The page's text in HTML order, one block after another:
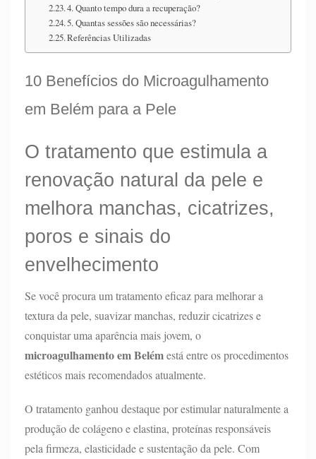
4. Quanto tempo dura a recuperação?
5. Quantas sessões são necessárias?
Referências Utilizadas
10 Benefícios do Microagulhamento
em Belém para a Pele
O tratamento que estimula a
renovação natural da pele e
melhora manchas, cicatrizes,
poros e sinais do
envelhecimento
Se você procura um tratamento eficaz para melhorar a
textura da pele, suavizar manchas, reduzir cicatrizes e
conquistar uma aparência mais jovem, o
microagulhamento em Belémestá entre os procedimentos
estéticos mais recomendados atualmente.
O tratamento ganhou destaque por estimular naturalmente a
produção de colágeno e elastina, proteínas responsáveis
pela firmeza, elasticidade e sustentação da pele. Com